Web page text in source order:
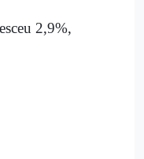
2,9%,